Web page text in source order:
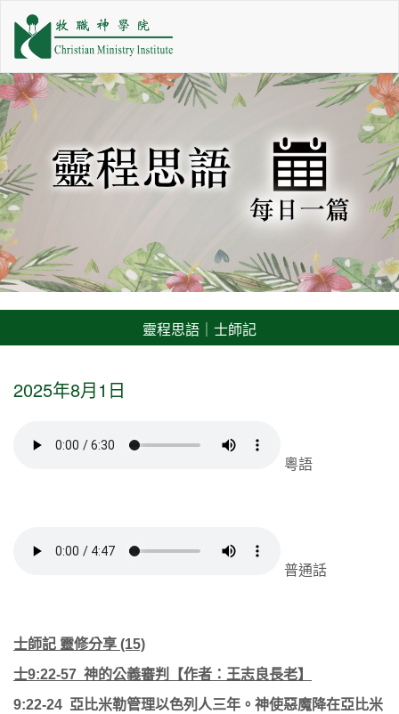
靈程思語｜士師記
2025年8月1日
粵語
普通話
士師記 靈修分享 (15)
士9:22-57 神的公義審判【作者：王志良長老】
9:22-24 亞比米勒管理以色列人三年。神使惡魔降在亞比米